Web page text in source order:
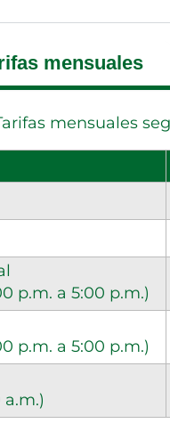
mensuales
mensuales
p.m. a 5:00 p.m.)
p.m. a 5:00 p.m.)